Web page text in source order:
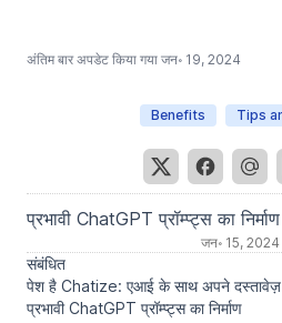
अंतिम बार अपडेट किया गया जन॰ 19, 2024
Benefits Tips
प्रभावी ChatGPT प्रॉम्प्ट्स का निर्माण
जन॰ 15, 2024
संबंधित
पेश है Chatize: एआई के साथ अपने
प्रभावी ChatGPT प्रॉम्प्ट्स का निर्माण